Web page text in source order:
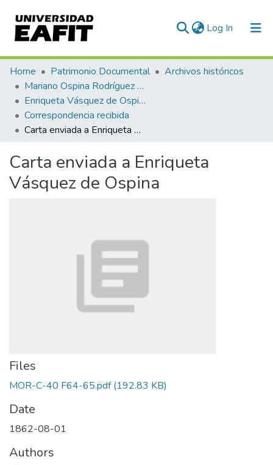
Log In (current)
Communities & Collections
All of DSpace
Statistics
Home Patrimonio Documental
Archivos históricos
Mariano Ospina Rodríguez (1826 -1912)
Enriqueta Vásquez de Ospina
Correspondencia recibida
Carta enviada a Enriqueta Vásquez de Ospina
Carta enviada a Enriqueta
Vásquez de Ospina
Files
MOR-C-40 F64-65.pdf(192.83 KB)
Date
1862-08-01
Authors